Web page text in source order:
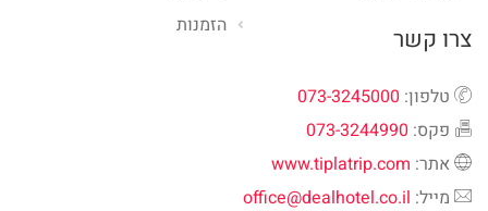
הזמנות
צרו קשר
טלפון: 073-3245000
פקס: 073-3244990
אתר: www.tiplatrip.com
מייל: office@dealhotel.co.il